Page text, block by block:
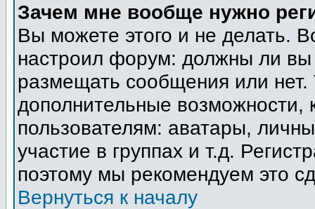
Зачем мне вообще нужно
Вы можете этого и не делать.
настроил форум: должны ли вы
размещать сообщения или
дополнительные
пользователям: аватары,
участие в группах и т.д.
поэтому мы рекомендуем это
Вернуться к началу